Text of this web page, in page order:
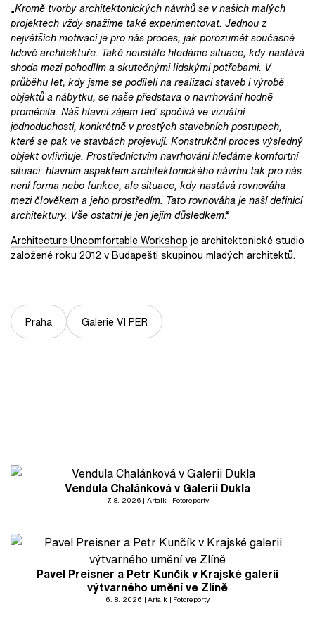
„Kromě tvorby architektonických návrhů se v našich malých
projektech vždy snažíme také experimentovat. Jednou z
největších motivací je pro nás proces, jak porozumět současné
lidové architektuře. Také neustále hledáme situace, kdy nastává
shoda mezi pohodlím a skutečnými lidskými potřebami. V
průběhu let, kdy jsme se podíleli na realizaci staveb i výrobě
objektů a nábytku, se naše představa o navrhování hodně
proměnila. Náš hlavní zájem teď spočívá ve vizuální
jednoduchosti, konkrétně v prostých stavebních postupech,
které se pak ve stavbách projevují. Konstrukční proces výsledný
objekt ovlivňuje. Prostřednictvím navrhování hledáme komfortní
situaci: hlavním aspektem architektonického návrhu tak pro nás
není forma nebo funkce, ale situace, kdy nastává rovnováha
mezi člověkem a jeho prostředím. Tato rovnováha je naší definicí
architektury. Vše ostatní je jen jejím důsledkem.“
Architecture Uncomfortable Workshop je architektonické studio
založené roku 2012 v Budapešti skupinou mladých architektů.
Praha Galerie VI PER
Vendula Chalánková v Galerii Dukla
7. 8. 2026 Artalk Fotoreporty
Pavel Preisner a Petr Kunčík v Krajské galerii
výtvarného umění ve Zlíně
6. 8. 2026 Artalk Fotoreporty